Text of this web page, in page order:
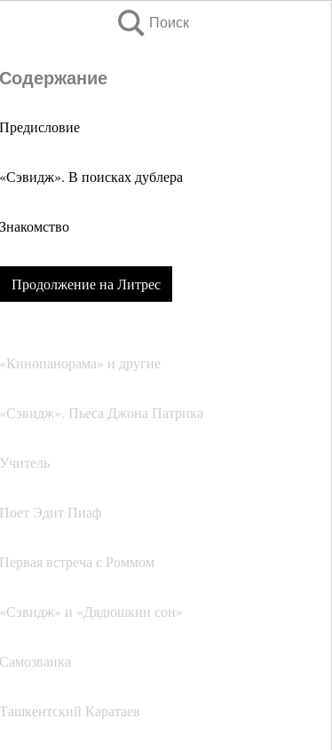
Поиск
Содержание
Предисловие
«Сэвидж». В поисках дублера
Знакомство
Продолжение на Литрес
«Кинопанорама» и другие
«Сэвидж». Пьеса Джона Патрика
Учитель
Поет Эдит Пиаф
Первая встреча с Роммом
«Сэвидж» и «Дядюшкин сон»
Самозванка
Ташкентский Каратаев